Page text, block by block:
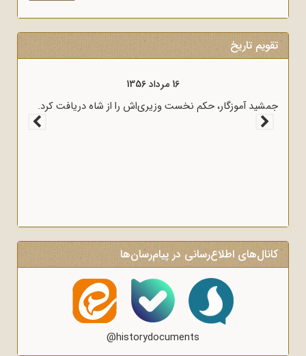
تقویم تاریخ
16 مرداد 1356
جمشید آموزگار، حکم نخست وزیری‌اش را از شاه دریافت کرد.
امام
کانال‌های اطلاع‌رسانی در پیام‌رسان‌ها
@historydocuments